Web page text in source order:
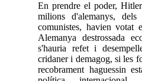
En prendre el poder,
milions d'alemanys,
comunistes, havien votat
Alemanya destrossada
s'hauria refet i
cridaner i demagog, si les
recobrament haguessin